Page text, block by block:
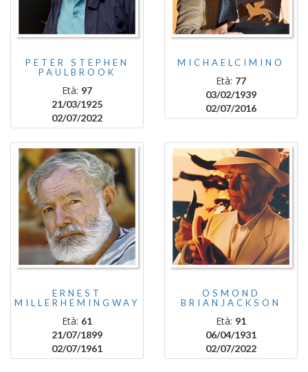
PETER STEPHEN
PAULBROOK
Età: 97
21/03/1925
02/07/2022
MICHAELCIMINO
Età: 77
03/02/1939
02/07/2016
ERNEST
MILLERHEMINGWAY
Età: 61
21/07/1899
02/07/1961
OSMOND
BRIANJACKSON
Età: 91
06/04/1931
02/07/2022